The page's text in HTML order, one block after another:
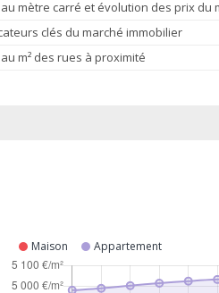
mètre carré et évolution des prix du
clés du marché immobilier
m² des rues à proximité
Maison Appartement